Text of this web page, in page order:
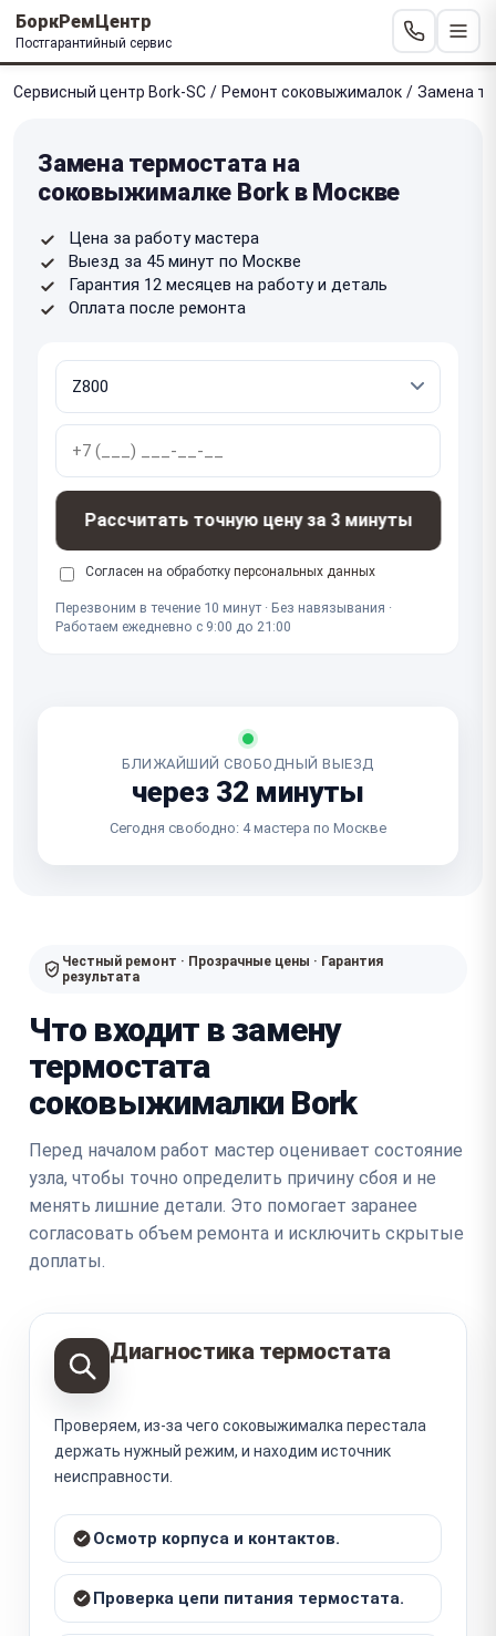
БоркРемЦентр
Постгарантийный сервис
Сервисный центр Bork-SC / Ремонт соковыжималок / Замена
Замена термостата на
соковыжималке Bork в Москве
Цена за работу мастера
Выезд за 45 минут по Москве
Гарантия 12 месяцев на работу и деталь
Оплата после ремонта
Рассчитать точную цену за 3 минуты
Согласен на обработку персональных данных
Перезвоним в течение 10 минут · Без навязывания ·
Работаем ежедневно с 9:00 до 21:00
БЛИЖАЙШИЙ СВОБОДНЫЙ ВЫЕЗД
через 32 минуты
Сегодня свободно: 4 мастера по Москве
Честный ремонт · Прозрачные цены · Гарантия
результата
Что входит в замену
термостата
соковыжималки Bork
Перед началом работ мастер оценивает состояние
узла, чтобы точно определить причину сбоя и не
менять лишние детали. Это помогает заранее
согласовать объем ремонта и исключить скрытые
доплаты.
Диагностика термостата
Проверяем, из-за чего соковыжималка перестала
держать нужный режим, и находим источник
неисправности.
Осмотр корпуса и контактов.
Проверка цепи питания термостата.